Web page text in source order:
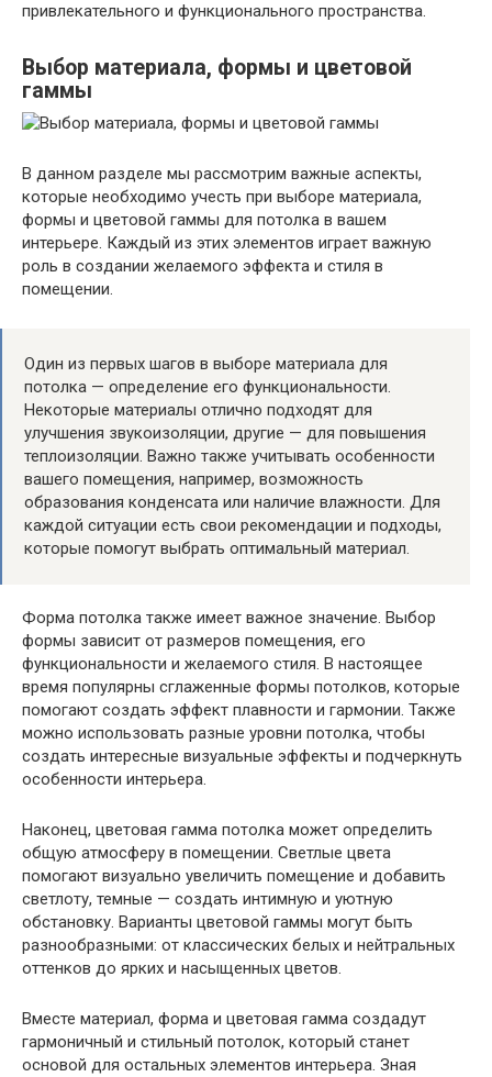
привлекательного и функционального пространства.
Выбор материала, формы и цветовой
гаммы
В данном разделе мы рассмотрим важные аспекты,
которые необходимо учесть при выборе материала,
формы и цветовой гаммы для потолка в вашем
интерьере. Каждый из этих элементов играет важную
роль в создании желаемого эффекта и стиля в
помещении.
Один из первых шагов в выборе материала для
потолка — определение его функциональности.
Некоторые материалы отлично подходят для
улучшения звукоизоляции, другие — для повышения
теплоизоляции. Важно также учитывать особенности
вашего помещения, например, возможность
образования конденсата или наличие влажности. Для
каждой ситуации есть свои рекомендации и подходы,
которые помогут выбрать оптимальный материал.
Форма потолка также имеет важное значение. Выбор
формы зависит от размеров помещения, его
функциональности и желаемого стиля. В настоящее
время популярны сглаженные формы потолков, которые
помогают создать эффект плавности и гармонии. Также
можно использовать разные уровни потолка, чтобы
создать интересные визуальные эффекты и подчеркнуть
особенности интерьера.
Наконец, цветовая гамма потолка может определить
общую атмосферу в помещении. Светлые цвета
помогают визуально увеличить помещение и добавить
светлоту, темные — создать интимную и уютную
обстановку. Варианты цветовой гаммы могут быть
разнообразными: от классических белых и нейтральных
оттенков до ярких и насыщенных цветов.
Вместе материал, форма и цветовая гамма создадут
гармоничный и стильный потолок, который станет
основой для остальных элементов интерьера. Зная